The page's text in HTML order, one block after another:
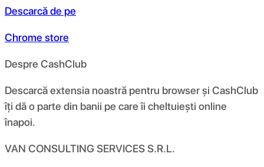
Descarcă de pe
Chrome store
Despre CashClub
Descarcă extensia noastră pentru browser și CashClub
îți dă o parte din banii pe care îi cheltuiești online
înapoi.
VAN CONSULTING SERVICES S.R.L.